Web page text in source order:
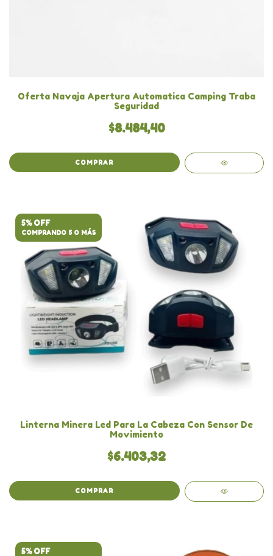
Oferta Navaja Apertura Automatica Camping Traba
Seguridad
$8.484,40
COMPRAR
5% OFF
COMPRANDO 5 O MÁS
Linterna Minera Led Para La Cabeza Con Sensor De
Movimiento
$6.403,32
COMPRAR
5% OFF